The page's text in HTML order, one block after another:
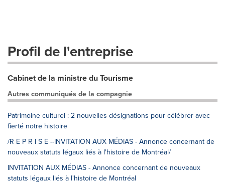
Profil de l'entreprise
Cabinet de la ministre du Tourisme
Autres communiqués de la compagnie
Patrimoine culturel : 2 nouvelles désignations pour célébrer avec
fierté notre histoire
/R E P R I S E --INVITATION AUX MÉDIAS - Annonce concernant de
nouveaux statuts légaux liés à l'histoire de Montréal/
INVITATION AUX MÉDIAS - Annonce concernant de nouveaux
statuts légaux liés à l'histoire de Montréal